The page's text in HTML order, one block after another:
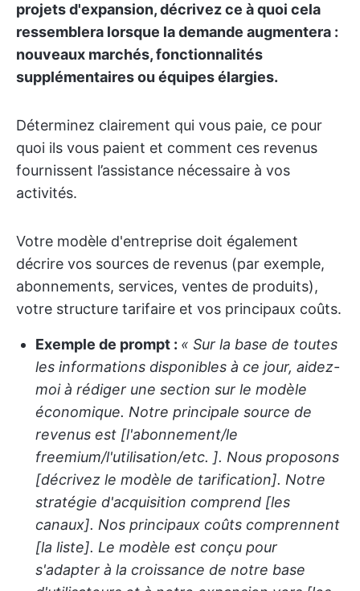
projets d'expansion, décrivez ce à quoi cela
ressemblera lorsque la demande augmentera :
nouveaux marchés, fonctionnalités
supplémentaires ou équipes élargies.
Déterminez clairement qui vous paie, ce pour
quoi ils vous paient et comment ces revenus
fournissent l’assistance nécessaire à vos
activités.
Votre modèle d'entreprise doit également
décrire vos sources de revenus (par exemple,
abonnements, services, ventes de produits),
votre structure tarifaire et vos principaux coûts.
Exemple de prompt : « Sur la base de toutes
les informations disponibles à ce jour, aidez-
moi à rédiger une section sur le modèle
économique. Notre principale source de
revenus est [l'abonnement/le
freemium/l'utilisation/etc. ]. Nous proposons
[décrivez le modèle de tarification]. Notre
stratégie d'acquisition comprend [les
canaux]. Nos principaux coûts comprennent
[la liste]. Le modèle est conçu pour
s'adapter à la croissance de notre base